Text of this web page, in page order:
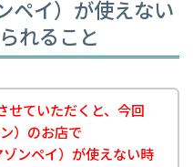
ペイ）が使えない
れること
せていただくと、今回
）のお店で
ンペイ）が使えない時